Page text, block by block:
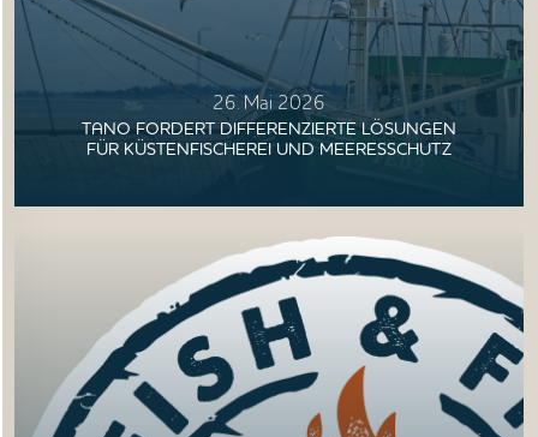
26. Mai 2026
TANO FORDERT DIFFERENZIERTE LÖSUNGEN
FÜR KÜSTENFISCHEREI UND MEERESSCHUTZ